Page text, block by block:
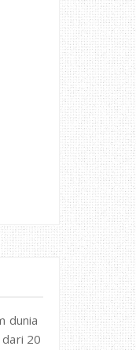
dunia
20